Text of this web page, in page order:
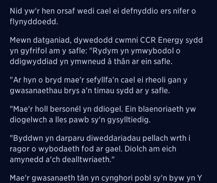
Nid yw'r hen orsaf wedi cael ei defnyddio ers nifer o
flynyddoedd.
Mewn datganiad, dywedodd cwmni CCR Energy sydd
yn gyfrifol am y safle: "Rydym yn ymwybodol o
ddigwyddiad yn ymwneud â thân ar ein safle.
"Ar hyn o bryd mae'r sefyllfa'n cael ei rheoli gan y
gwasanaethau brys a'n timau sydd ar y safle.
"Mae'r holl bersonél yn ddiogel. Ein blaenoriaeth yw
diogelwch a lles pawb sy'n gysylltiedig.
"Byddwn yn darparu diweddariadau pellach wrth i
ragor o wybodaeth fod ar gael. Diolch am eich
amynedd a'ch dealltwriaeth."
Mae'r gwasanaeth tân yn cynghori pobl sy'n byw yn Y